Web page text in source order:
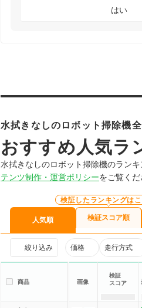
はい
水拭きなしのロボット掃除機
おすすめ人気ラ
水拭きなしのロボット掃除機のラン
テンツ制作・運営ポリシーをご覧くだ
人気順
検証したランキングは
検証スコア順
絞り込み 価格 走行方式
商品 画像
検証
スコア